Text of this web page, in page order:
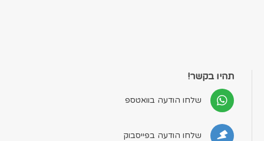
תהיו בקשר!
שלחו הודעה בוואטספ
שלחו הודעה בפייסבוק